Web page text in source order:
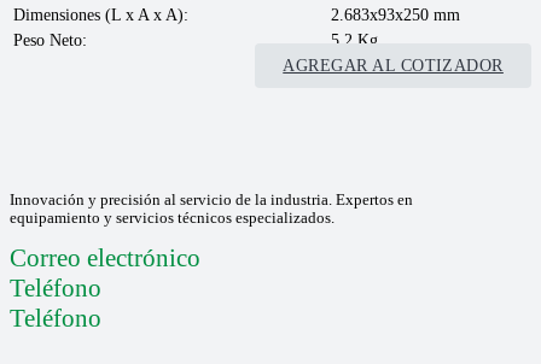
Dimensiones (L x A x A):
2.683x93x250 mm
Peso Neto:
5,2 Kg
AGREGAR AL COTIZADOR
Innovación y precisión al servicio de la industria. Expertos en
equipamiento y servicios técnicos especializados.
Correo electrónico
Teléfono
Teléfono